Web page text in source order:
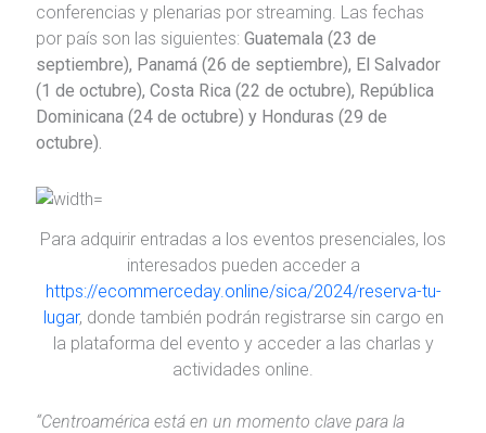
conferencias y plenarias por streaming. Las fechas
por país son las siguientes: Guatemala (23 de
septiembre), Panamá (26 de septiembre), El Salvador
(1 de octubre), Costa Rica (22 de octubre), República
Dominicana (24 de octubre) y Honduras (29 de
octubre).
Para adquirir entradas a los eventos presenciales, los
interesados pueden acceder a
https://ecommerceday.online/sica/2024/reserva-tu-
lugar, donde también podrán registrarse sin cargo en
la plataforma del evento y acceder a las charlas y
actividades online.
“Centroamérica está en un momento clave para la